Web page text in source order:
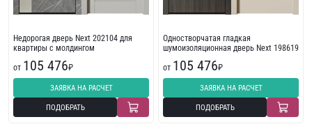
Недорогая дверь Next 202104 для
квартиры с молдингом
от 105 476₽
ЗАЯВКА НА РАСЧЕТ
ПОДОБРАТЬ
Одностворчатая гладкая
шумоизоляционная дверь Next 198619
от 105 476₽
ЗАЯВКА НА РАСЧЕТ
ПОДОБРАТЬ